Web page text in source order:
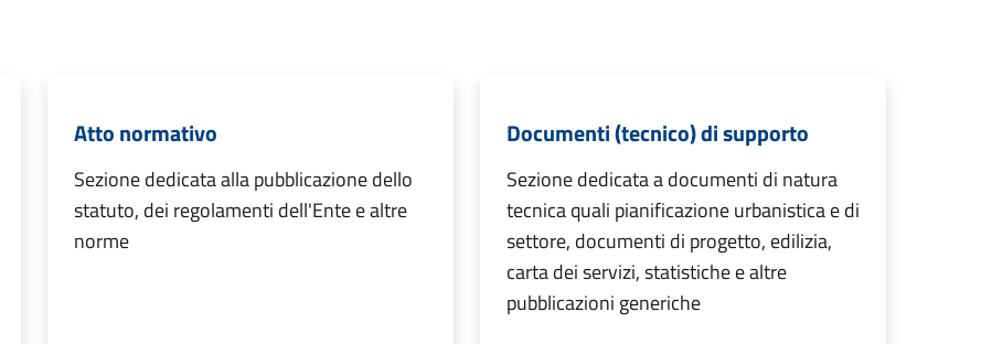
Atto normativo
Sezione dedicata alla pubblicazione dello
statuto, dei regolamenti dell'Ente e altre
norme
Documenti (tecnico) di supporto
Sezione dedicata a documenti di natura
tecnica quali pianificazione urbanistica e di
settore, documenti di progetto, edilizia,
carta dei servizi, statistiche e altre
pubblicazioni generiche